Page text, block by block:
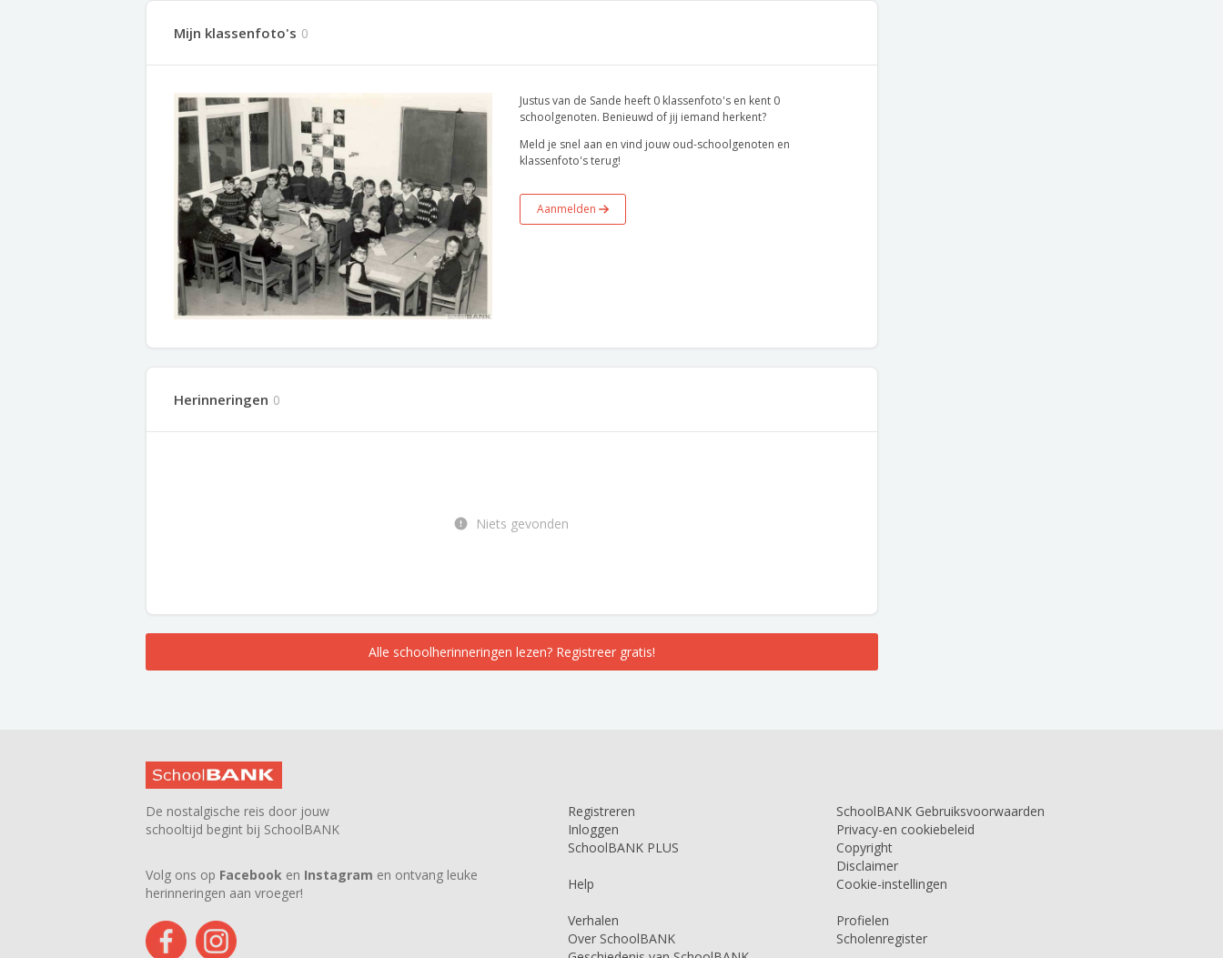
Mijn klassenfoto's 0
Justus van de Sande heeft 0 klassenfoto's en kent 0
schoolgenoten. Benieuwd of jij iemand herkent?
Meld je snel aan en vind jouw oud-schoolgenoten en
klassenfoto's terug!
Aanmelden
Herinneringen 0
Niets gevonden
Alle schoolherinneringen lezen? Registreer gratis!
De nostalgische reis door jouw
schooltijd begint bij SchoolBANK
Volg ons op Facebook en Instagram en ontvang leuke
herinneringen aan vroeger!
Registreren
Inloggen
SchoolBANK PLUS
Help
Verhalen
Over SchoolBANK
SchoolBANK Gebruiksvoorwaarden
Privacy-en cookiebeleid
Copyright
Disclaimer
Cookie-instellingen
Profielen
Scholenregister